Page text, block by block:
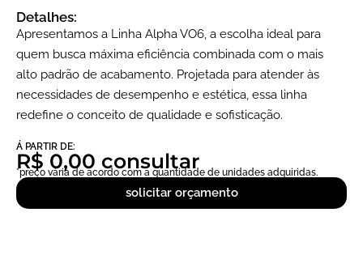
Detalhes:
Apresentamos a Linha Alpha VO6, a escolha ideal para
quem busca máxima eficiência combinada com o mais
alto padrão de acabamento. Projetada para atender às
necessidades de desempenho e estética, essa linha
redefine o conceito de qualidade e sofisticação.
Á PARTIR DE:
R$ 0,00 consultar
*preço vária de acordo com a quantidade de unidades adquiridas.
solicitar orçamento